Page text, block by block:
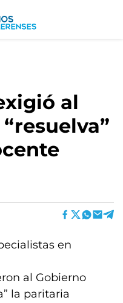
al
en
al Gobierno
la paritaria